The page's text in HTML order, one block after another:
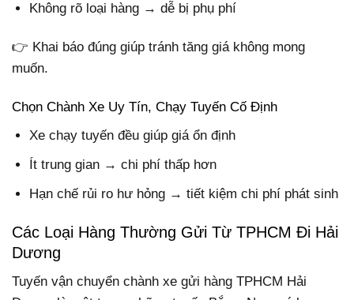
Không rõ loại hàng → dễ bị phụ phí
👉 Khai báo đúng giúp tránh tăng giá không mong
muốn.
Chọn Chành Xe Uy Tín, Chạy Tuyến Cố Định
Xe chạy tuyến đều giúp giá ổn định
Ít trung gian → chi phí thấp hơn
Hạn chế rủi ro hư hỏng → tiết kiệm chi phí phát sinh
Các Loại Hàng Thường Gửi Từ TPHCM Đi Hải
Dương
Tuyến vận chuyển chành xe gửi hàng TPHCM Hải